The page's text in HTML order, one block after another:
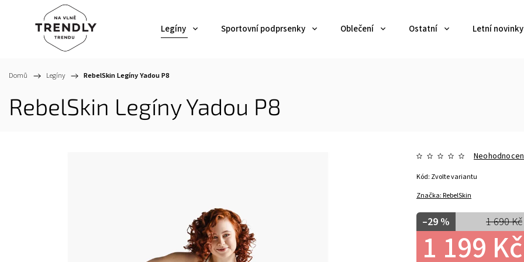
Legíny Sportovní podprsenky Oblečení Ostatní Letní novinky
Domů / Legíny / RebelSkin Legíny Yadou P8
RebelSkin Legíny Yadou P8
Značka:RebelSkin
1 690 Kč
–29 %
1 199 Kč
Kód: Zvolte variantu